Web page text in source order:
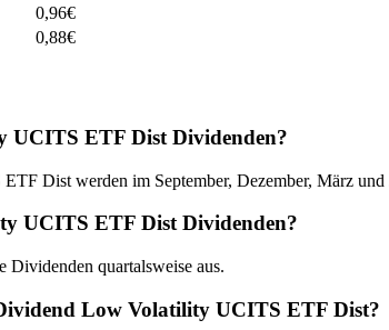
0,96€
0,88€
UCITS ETF Dist Dividenden?
Dist werden im September, Dezember, März und
UCITS ETF Dist Dividenden?
quartalsweise aus.
Low Volatility UCITS ETF Dist?